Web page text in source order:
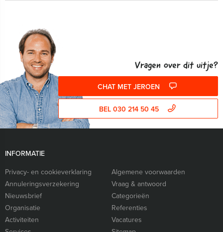
Vragen over dit uitje?
CHAT MET JEROEN
BEL 030 214 50 45
INFORMATIE
Privacy- en cookieverklaring
Algemene voorwaarden
Annuleringsverzekering
Vraag & antwoord
Nieuwsbrief
Categorieën
Organisatie
Referenties
Activiteiten
Vacatures